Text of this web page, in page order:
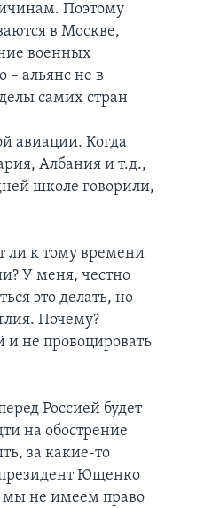
Поэтому
в Москве,
военных
– альянс не в
самих стран
авиации. Когда
Албания и т.д.,
школе говорили,
ли к тому времени
У меня, честно
это делать, но
Почему?
и не провоцировать
Россией будет
на обострение
за какие-то
Ющенко
мы не имеем право